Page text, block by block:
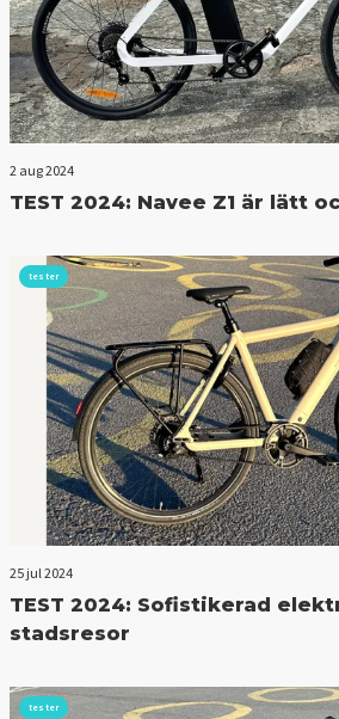
2 aug 2024
TEST 2024: Navee Z1 är lätt
tester
25 jul 2024
TEST 2024: Sofistikerad
stadsresor
tester